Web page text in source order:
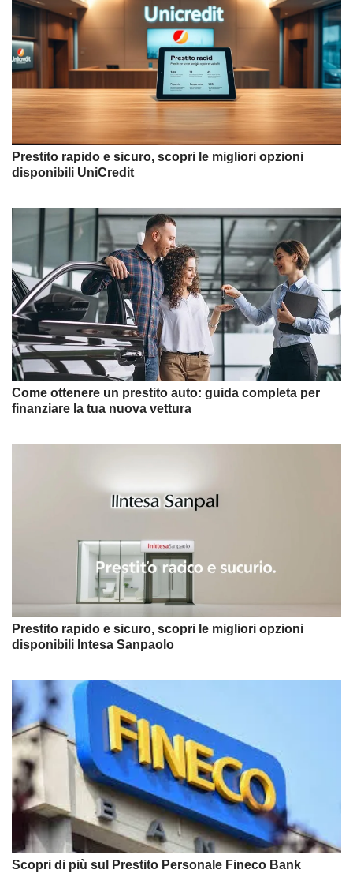
Prestito rapido e sicuro, scopri le migliori opzioni
disponibili UniCredit
Come ottenere un prestito auto: guida completa per
finanziare la tua nuova vettura
Prestito rapido e sicuro, scopri le migliori opzioni
disponibili Intesa Sanpaolo
Scopri di più sul Prestito Personale Fineco Bank